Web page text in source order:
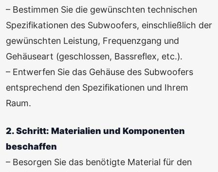
– Bestimmen Sie die gewünschten technischen
Spezifikationen des Subwoofers, einschließlich der
gewünschten Leistung, Frequenzgang und
Gehäuseart (geschlossen, Bassreflex, etc.).
– Entwerfen Sie das Gehäuse des Subwoofers
entsprechend den Spezifikationen und Ihrem
Raum.
2. Schritt: Materialien und Komponenten
beschaffen
– Besorgen Sie das benötigte Material für den